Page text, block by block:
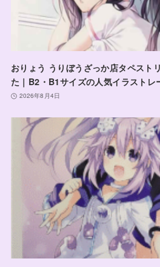
おりょう うりぼうざっか店タペスト
た｜B2・B1サイズの人気イラストレ
2026年8月4日